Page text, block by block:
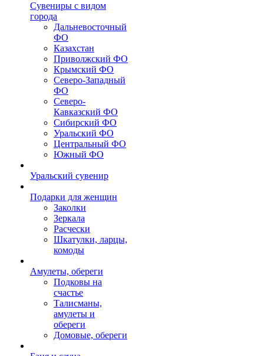
Сувениры с видом
города
Дальневосточный
ФО
Казахстан
Приволжский ФО
Крымский ФО
Северо-Западный
ФО
Северо-
Кавказский ФО
Сибирский ФО
Уральский ФО
Центральный ФО
Южный ФО
Уральский сувенир
Подарки для женщин
Заколки
Зеркала
Расчески
Шкатулки, ларцы,
комоды
Амулеты, обереги
Подковы на
счастье
Талисманы,
амулеты и
обереги
Домовые, обереги